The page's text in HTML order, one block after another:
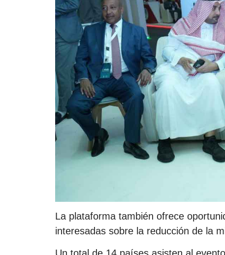
La plataforma también ofrece
interesadas sobre la reducción de la